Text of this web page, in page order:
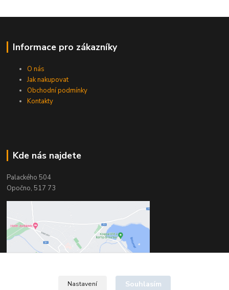
Informace pro zákazníky
O nás
Jak nakupovat
Obchodní podmínky
Kontakty
Kde nás najdete
Palackého 504
Opočno, 517 73
Nastavení Souhlasím